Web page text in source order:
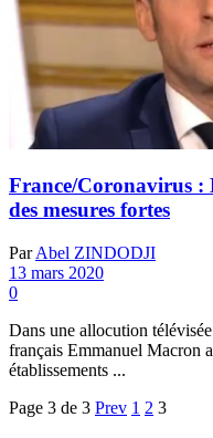
France/Coronavirus :
des mesures fortes
Par Abel ZINDODJI
13 mars 2020
0
Dans une allocution
français Emmanuel Macron
établissements ...
Page 3 de 3 Prev 1 2 3